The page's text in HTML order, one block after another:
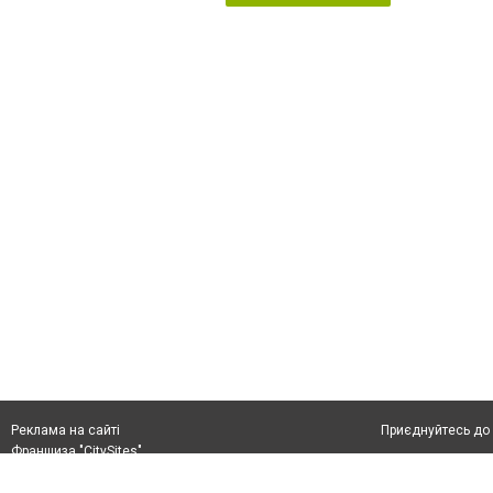
Реклама на сайті
Франшиза "CitySites"
Приєднуйтесь до